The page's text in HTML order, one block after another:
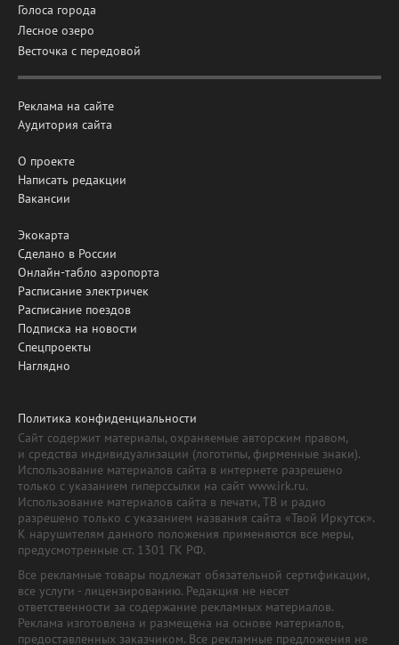
Голоса города
Лесное озеро
Весточка с передовой
Реклама на сайте
Аудитория сайта
О проекте
Написать редакции
Вакансии
Экокарта
Сделано в России
Онлайн-табло аэропорта
Расписание электричек
Расписание поездов
Подписка на новости
Спецпроекты
Наглядно
Политика конфиденциальности
Сайт содержит материалы, охраняемые авторским правом,
и средства индивидуализации (логотипы, фирменные знаки).
Использование материалов сайта в интернете разрешено
только с указанием гиперссылки на сайт www.irk.ru.
Использование материалов сайта в печати, ТВ и радио
разрешено только с указанием названия сайта «Твой Иркутск».
К нарушителям данного положения применяются все меры,
предусмотренные ст. 1301 ГК РФ.
Все рекламные товары подлежат обязательной сертификации,
все услуги - лицензированию. Редакция не несет
ответственности за содержание рекламных материалов.
Реклама изготовлена и размещена на основе материалов,
предоставленных заказчиком. Все рекламные предложения не